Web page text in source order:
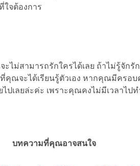
ใจต้องการ
ม่สามารถรักใครได้เลย ถ้าไม่รู้จักรัก
คุณจะได้เรียนรู้ตัวเอง หากคุณมีครอ
ไปเลยล่ะค่ะ เพราะคุณคงไม่มีเวลาไ
บทความที่คุณอาจสนใจ